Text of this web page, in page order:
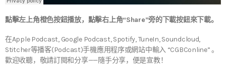
點擊左上角橙色按鈕播放，點擊右上角“Share”旁的下載按鈕來下載。
在Apple Podcast, Google Podcast, Spotify, TuneIn, Soundcloud,
Stitcher等播客(Podcast)手機應用程序或網站中輸入 “CGBConline” 。
歡迎收聽，敬請訂閱和分享——隨手分享，便是宣教！